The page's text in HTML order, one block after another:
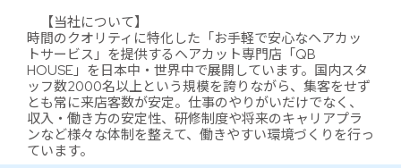
【当社について】
時間のクオリティに特化した「お手軽で安心なヘアカッ
トサービス」を提供するヘアカット専門店「QB
HOUSE」を日本中・世界中で展開しています。国内スタ
ッフ数2000名以上という規模を誇りながら、集客をせず
とも常に来店客数が安定。仕事のやりがいだけでなく、
収入・働き方の安定性、研修制度や将来のキャリアプラ
ンなど様々な体制を整えて、働きやすい環境づくりを行っ
ています。